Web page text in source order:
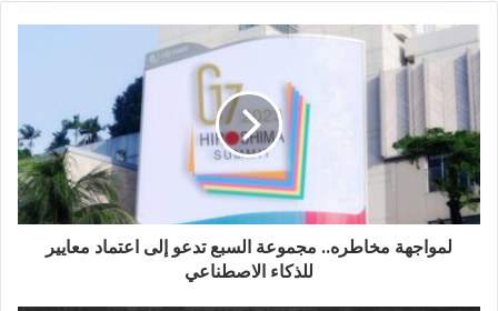
إ
ل
ر
و
ن
ي
لمواجهة مخاطره.. مجموعة السبع تدعو إلى اعتماد معايير
للذكاء الاصطناعي